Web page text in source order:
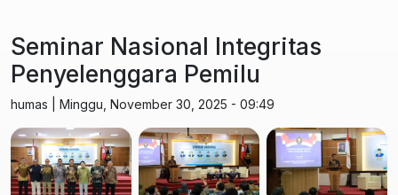
Seminar Nasional Integritas
Penyelenggara Pemilu
humas Minggu, November 30, 2025 - 09:49